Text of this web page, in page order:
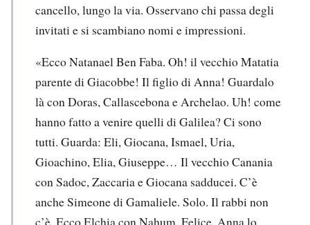
cancello, lungo la via. Osservano chi passa degli
invitati e si scambiano nomi e impressioni.
«Ecco Natanael Ben Faba. Oh! il vecchio Matatia
parente di Giacobbe! Il figlio di Anna! Guardalo
là con Doras, Callascebona e Archelao. Uh! come
hanno fatto a venire quelli di Galilea? Ci sono
tutti. Guarda: Eli, Giocana, Ismael, Uria,
Gioachino, Elia, Giuseppe… Il vecchio Canania
con Sadoc, Zaccaria e Giocana sadducei. C’è
anche Simeone di Gamaliele. Solo. Il rabbi non